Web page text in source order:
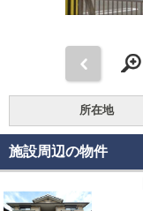
所在地
施設周辺の物件